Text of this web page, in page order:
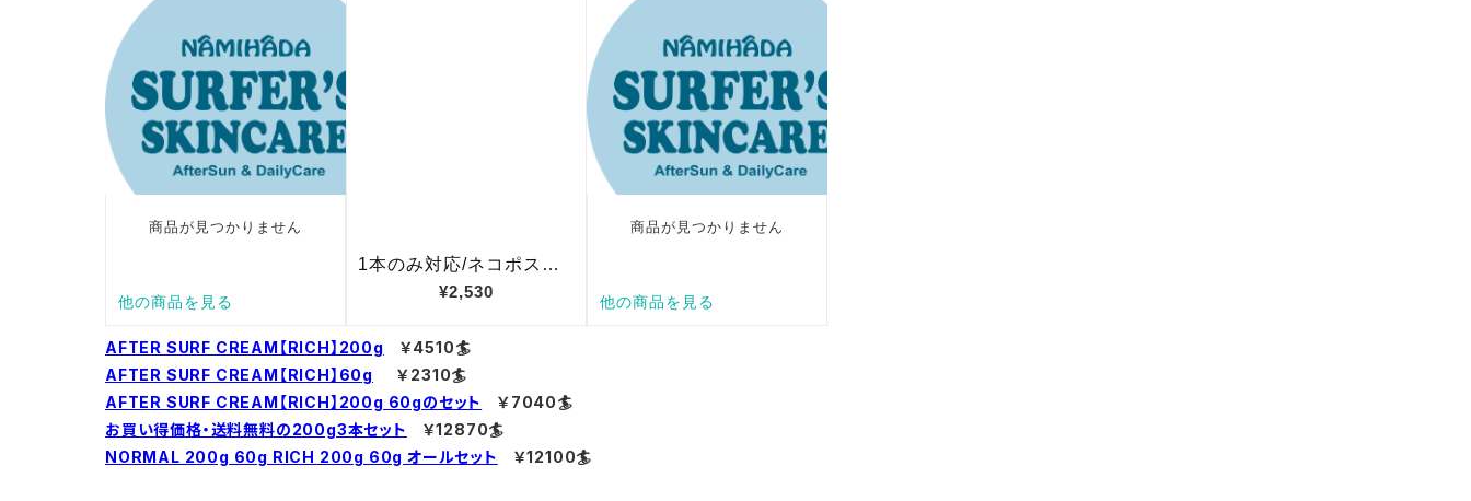
AFTER SURF CREAM【RICH】200g
￥4510🏄
AFTER SURF CREAM【RICH】60g
￥2310🏄
AFTER SURF CREAM【RICH】200g 60gのセット
￥7040🏄
お買い得価格・送料無料の200g3本セット
￥12870🏄
NORMAL 200g 60g RICH 200g 60g オールセット
￥12100🏄